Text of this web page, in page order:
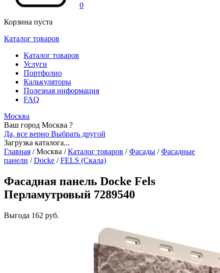
0
Корзина пуста
Каталог товаров
Каталог товаров
Услуги
Портфолио
Калькуляторы
Полезная информация
FAQ
Москва
Ваш город Москва ?
Да, все верно Выбрать другой
Загрузка каталога...
Главная /Москва / Каталог товаров / Фасады / Фасадные
панели / Docke / FELS (Скала)
Фасадная панель Docke Fels
Перламутровый 7289540
Выгода 162 руб.